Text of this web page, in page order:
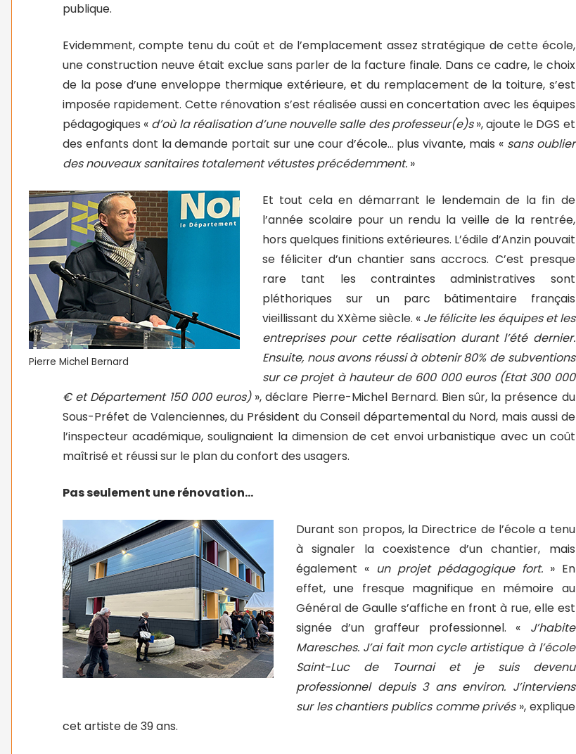
publique.
Evidemment, compte tenu du coût et de l’emplacement assez stratégique de cette école,
une construction neuve était exclue sans parler de la facture finale. Dans ce cadre, le choix
de la pose d’une enveloppe thermique extérieure, et du remplacement de la toiture, s’est
imposée rapidement. Cette rénovation s’est réalisée aussi en concertation avec les équipes
pédagogiques « d’où la réalisation d’une nouvelle salle des professeur(e)s», ajoute le DGS et
des enfants dont la demande portait sur une cour d’école… plus vivante, mais « sans oublier
des nouveaux sanitaires totalement vétustes précédemment. »
Pierre Michel Bernard
Et tout cela en démarrant le lendemain de la fin de
l’année scolaire pour un rendu la veille de la rentrée,
hors quelques finitions extérieures. L’édile d’Anzin pouvait
se féliciter d’un chantier sans accrocs. C’est presque
rare tant les contraintes administratives sont
pléthoriques sur un parc bâtimentaire français
vieillissant du XXème siècle. « Je félicite les équipes et les
entreprises pour cette réalisation durant l’été dernier.
Ensuite, nous avons réussi à obtenir 80% de subventions
sur ce projet à hauteur de 600 000 euros (Etat 300 000
€ et Département 150 000 euros)», déclare Pierre-Michel Bernard. Bien sûr, la présence du
Sous-Préfet de Valenciennes, du Président du Conseil départemental du Nord, mais aussi de
l’inspecteur académique, soulignaient la dimension de cet envoi urbanistique avec un coût
maîtrisé et réussi sur le plan du confort des usagers.
Pas seulement une rénovation…
Durant son propos, la Directrice de l’école a tenu
à signaler la coexistence d’un chantier, mais
également « un projet pédagogique fort.» En
effet, une fresque magnifique en mémoire au
Général de Gaulle s’affiche en front à rue, elle est
signée d’un graffeur professionnel. « J’habite
Maresches. J’ai fait mon cycle artistique à l’école
Saint-Luc de Tournai et je suis devenu
professionnel depuis 3 ans environ. J’interviens
sur les chantiers publics comme privés », explique
cet artiste de 39 ans.